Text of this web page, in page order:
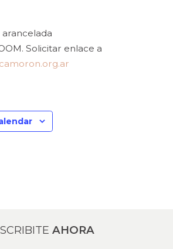
Solicitar enlace a
AHORA